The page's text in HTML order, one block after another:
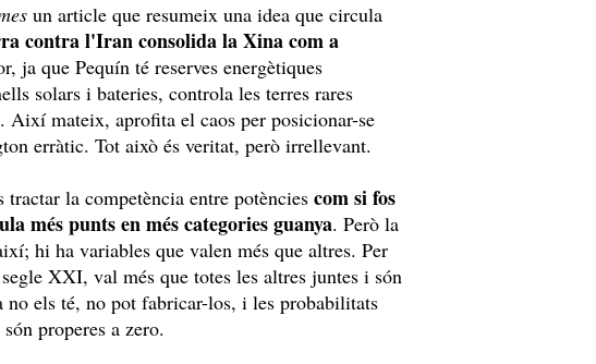
un article que resumeix una idea que circula
contra l'Iran consolida la Xina com a
ja que Pequín té reserves energètiques
solars i bateries, controla les terres rares
Així mateix, aprofita el caos per posicionar-se
erràtic. Tot això és veritat, però irrellevant.
la competència entre potències com si fos
més punts en més categories guanya. Però la
hi ha variables que valen més que altres. Per
XXI, val més que totes les altres juntes i són
els té, no pot fabricar-los, i les probabilitats
properes a zero.